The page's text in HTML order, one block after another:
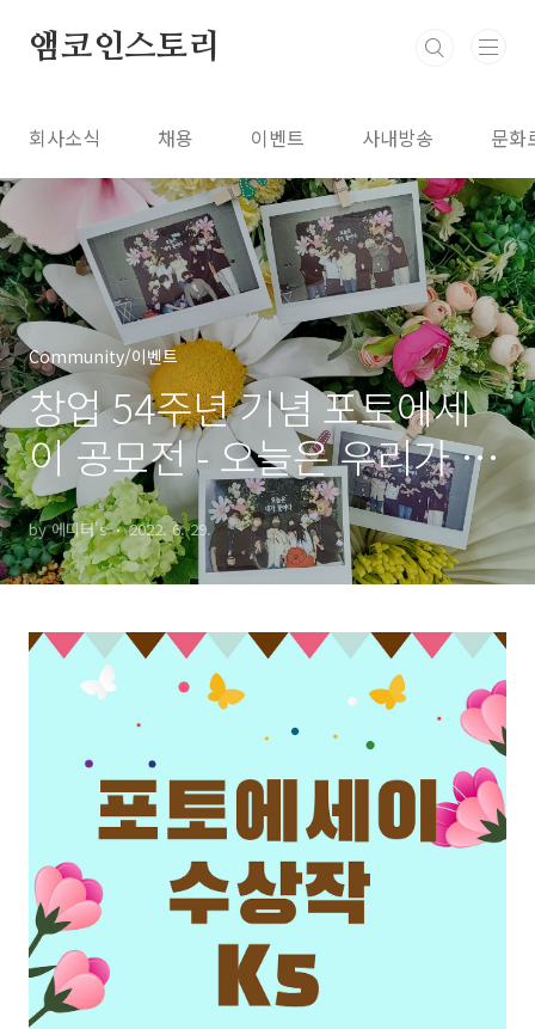
앰코인스토리
회사소식 채용 이벤트 사내방송 문화
Community/이벤트
창업 54주년 기념 포토에세
이 공모전 - 오늘은 우리가 꽃
이다
by 에디터's 2022. 6. 29.